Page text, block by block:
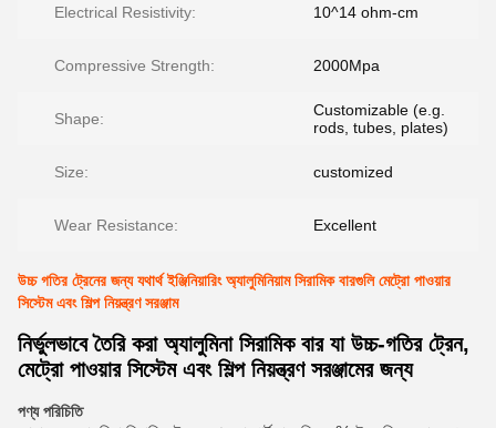
Electrical Resistivity: 10^14 ohm-cm
Compressive Strength: 2000Mpa
Shape:
Customizable (e.g.
rods, tubes, plates)
Size: customized
Wear Resistance: Excellent
উচ্চ গতির ট্রেনের জন্য যথার্থ ইঞ্জিনিয়ারিং অ্যালুমিনিয়াম সিরামিক বারগুলি মেট্রো পাওয়ার
সিস্টেম এবং শিল্প নিয়ন্ত্রণ সরঞ্জাম
নির্ভুলভাবে তৈরি করা অ্যালুমিনা সিরামিক বার যা উচ্চ-গতির ট্রেন,
মেট্রো পাওয়ার সিস্টেম এবং শিল্প নিয়ন্ত্রণ সরঞ্জামের জন্য
পণ্য পরিচিতি